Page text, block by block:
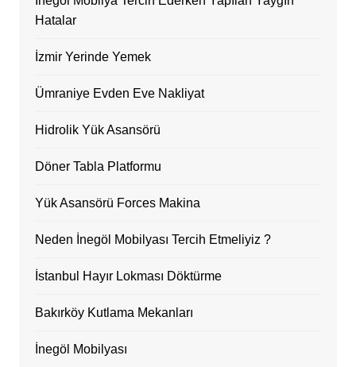
Hatalar
İzmir Yerinde Yemek
Ümraniye Evden Eve Nakliyat
Hidrolik Yük Asansörü
Döner Tabla Platformu
Yük Asansörü Forces Makina
Neden İnegöl Mobilyası Tercih Etmeliyiz ?
İstanbul Hayır Lokması Döktürme
Bakırköy Kutlama Mekanları
İnegöl Mobilyası